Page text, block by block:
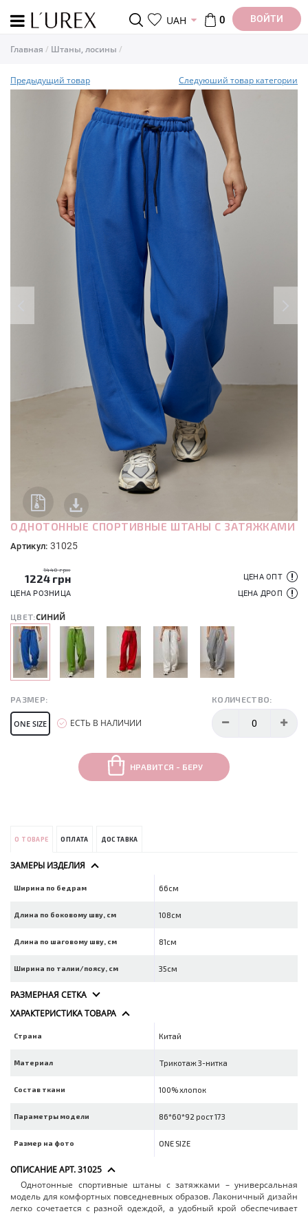
UAH 0 ВОЙТИ
Главная Штаны, лосины
Предыдущий товар Следуюший товар категории
ОДНОТОННЫЕ СПОРТИВНЫЕ ШТАНЫ С ЗАТЯЖКАМИ
Артикул: 31025
1440 грн
1224 грн
ЦЕНА РОЗНИЦА
ЦЕНА ОПТ
ЦЕНА ДРОП
ЦВЕТ:синий
РАЗМЕР: КОЛИЧЕСТВО:
ONE SIZE ЕСТЬ В НАЛИЧИИ
НРАВИТСЯ - БЕРУ
О ТОВАРЕ ОПЛАТА ДОСТАВКА
ЗАМЕРЫ ИЗДЕЛИЯ
Ширина по бедрам 66см
Длина по боковому шву, см 108см
Длина по шаговому шву, см 81см
Ширина по талии/поясу, см 35см
РАЗМЕРНАЯ СЕТКА
ХАРАКТЕРИСТИКА ТОВАРА
Страна Китай
Материал Трикотаж 3-нитка
Состав ткани 100% хлопок
Параметры модели 86*60*92 рост 173
Размер на фото ONE SIZE
ОПИСАНИЕ АРТ. 31025
Однотонные спортивные штаны с затяжками – универсальная
модель для комфортных повседневных образов. Лаконичный дизайн
легко сочетается с разной одеждой, а удобный крой обеспечивает